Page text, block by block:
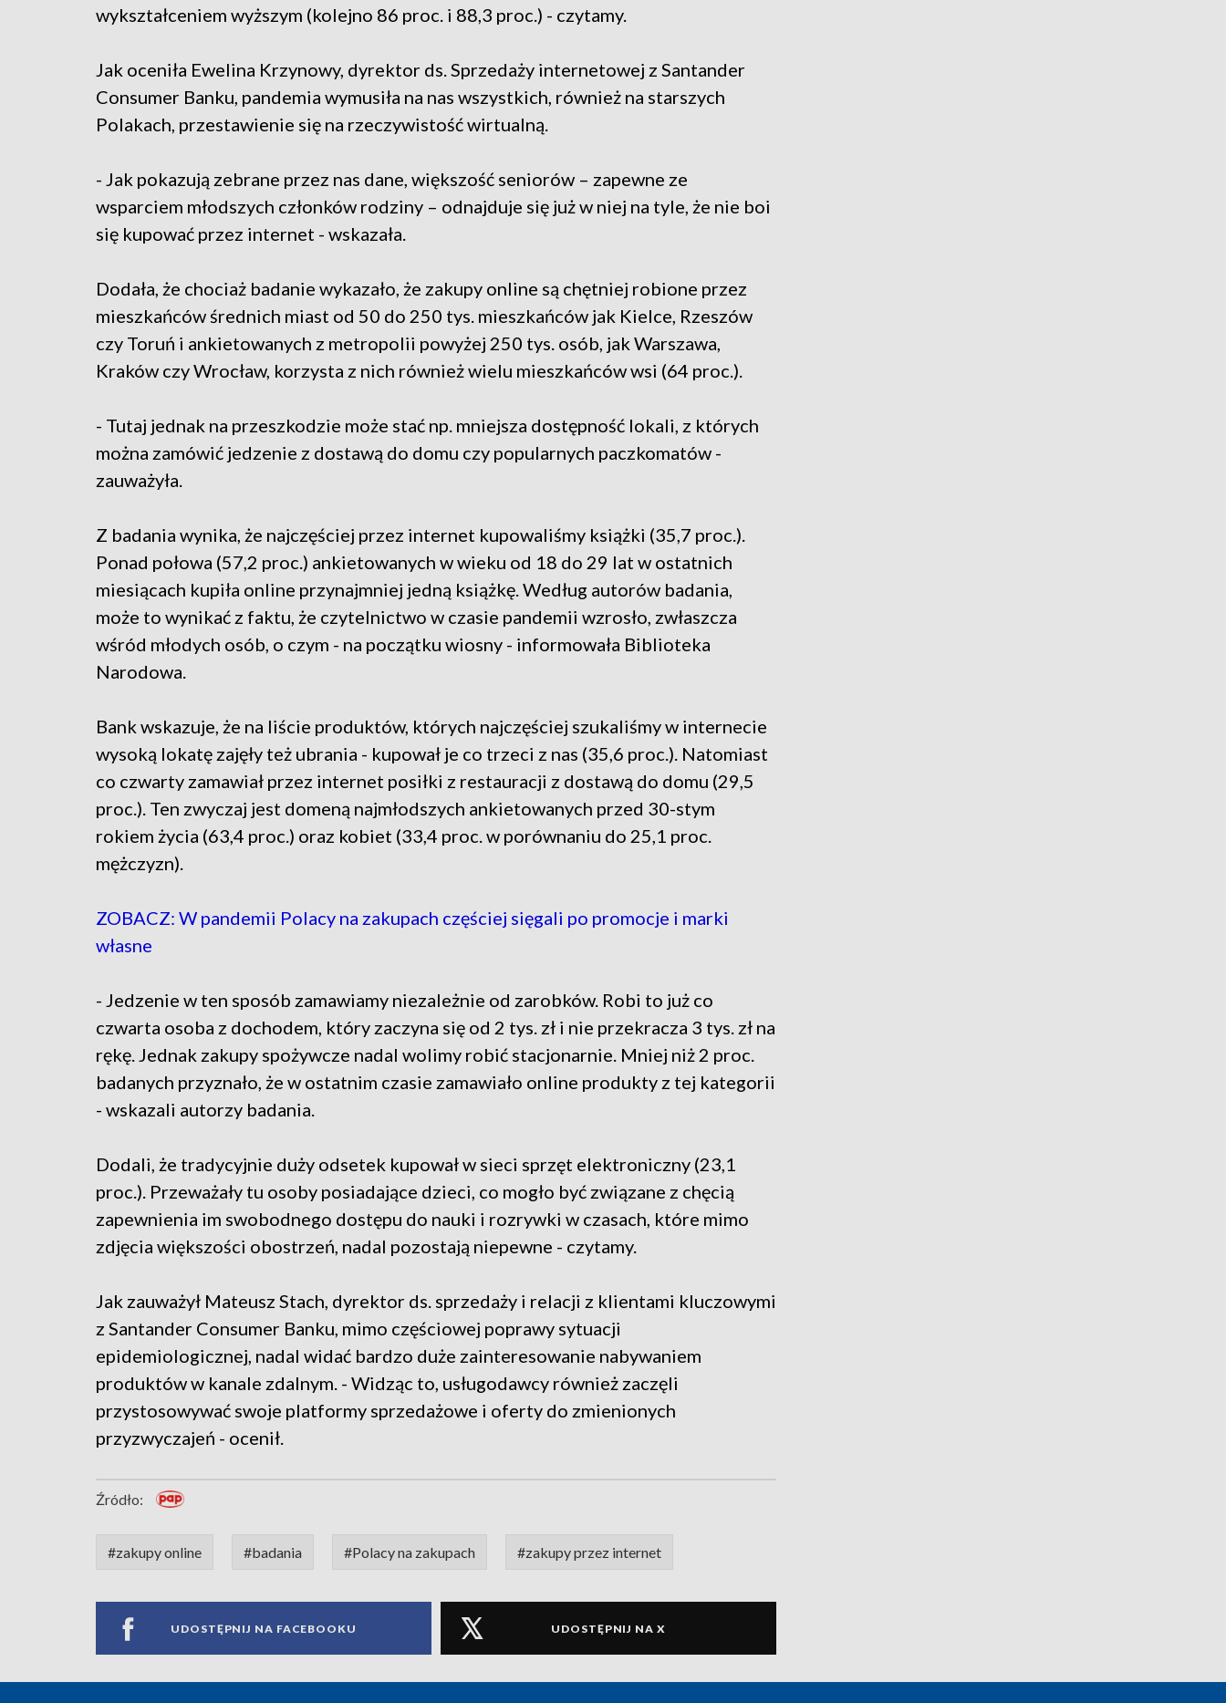
wykształceniem wyższym (kolejno 86 proc. i 88,3 proc.) - czytamy.
Jak oceniła Ewelina Krzynowy, dyrektor ds. Sprzedaży internetowej z Santander
Consumer Banku, pandemia wymusiła na nas wszystkich, również na starszych
Polakach, przestawienie się na rzeczywistość wirtualną.
- Jak pokazują zebrane przez nas dane, większość seniorów – zapewne ze
wsparciem młodszych członków rodziny – odnajduje się już w niej na tyle, że nie boi
się kupować przez internet - wskazała.
Dodała, że chociaż badanie wykazało, że zakupy online są chętniej robione przez
mieszkańców średnich miast od 50 do 250 tys. mieszkańców jak Kielce, Rzeszów
czy Toruń i ankietowanych z metropolii powyżej 250 tys. osób, jak Warszawa,
Kraków czy Wrocław, korzysta z nich również wielu mieszkańców wsi (64 proc.).
- Tutaj jednak na przeszkodzie może stać np. mniejsza dostępność lokali, z których
można zamówić jedzenie z dostawą do domu czy popularnych paczkomatów -
zauważyła.
Z badania wynika, że najczęściej przez internet kupowaliśmy książki (35,7 proc.).
Ponad połowa (57,2 proc.) ankietowanych w wieku od 18 do 29 lat w ostatnich
miesiącach kupiła online przynajmniej jedną książkę. Według autorów badania,
może to wynikać z faktu, że czytelnictwo w czasie pandemii wzrosło, zwłaszcza
wśród młodych osób, o czym - na początku wiosny - informowała Biblioteka
Narodowa.
Bank wskazuje, że na liście produktów, których najczęściej szukaliśmy w internecie
wysoką lokatę zajęły też ubrania - kupował je co trzeci z nas (35,6 proc.). Natomiast
co czwarty zamawiał przez internet posiłki z restauracji z dostawą do domu (29,5
proc.). Ten zwyczaj jest domeną najmłodszych ankietowanych przed 30-stym
rokiem życia (63,4 proc.) oraz kobiet (33,4 proc. w porównaniu do 25,1 proc.
mężczyzn).
ZOBACZ: W pandemii Polacy na zakupach częściej sięgali po promocje i marki
własne
- Jedzenie w ten sposób zamawiamy niezależnie od zarobków. Robi to już co
czwarta osoba z dochodem, który zaczyna się od 2 tys. zł i nie przekracza 3 tys. zł na
rękę. Jednak zakupy spożywcze nadal wolimy robić stacjonarnie. Mniej niż 2 proc.
badanych przyznało, że w ostatnim czasie zamawiało online produkty z tej kategorii
- wskazali autorzy badania.
Dodali, że tradycyjnie duży odsetek kupował w sieci sprzęt elektroniczny (23,1
proc.). Przeważały tu osoby posiadające dzieci, co mogło być związane z chęcią
zapewnienia im swobodnego dostępu do nauki i rozrywki w czasach, które mimo
zdjęcia większości obostrzeń, nadal pozostają niepewne - czytamy.
Jak zauważył Mateusz Stach, dyrektor ds. sprzedaży i relacji z klientami kluczowymi
z Santander Consumer Banku, mimo częściowej poprawy sytuacji
epidemiologicznej, nadal widać bardzo duże zainteresowanie nabywaniem
produktów w kanale zdalnym. - Widząc to, usługodawcy również zaczęli
przystosowywać swoje platformy sprzedażowe i oferty do zmienionych
przyzwyczajeń - ocenił.
Źródło:
#zakupy online #badania #Polacy na zakupach #zakupy przez internet
UDOSTĘPNIJ NA FACEBOOKU UDOSTĘPNIJ NA X